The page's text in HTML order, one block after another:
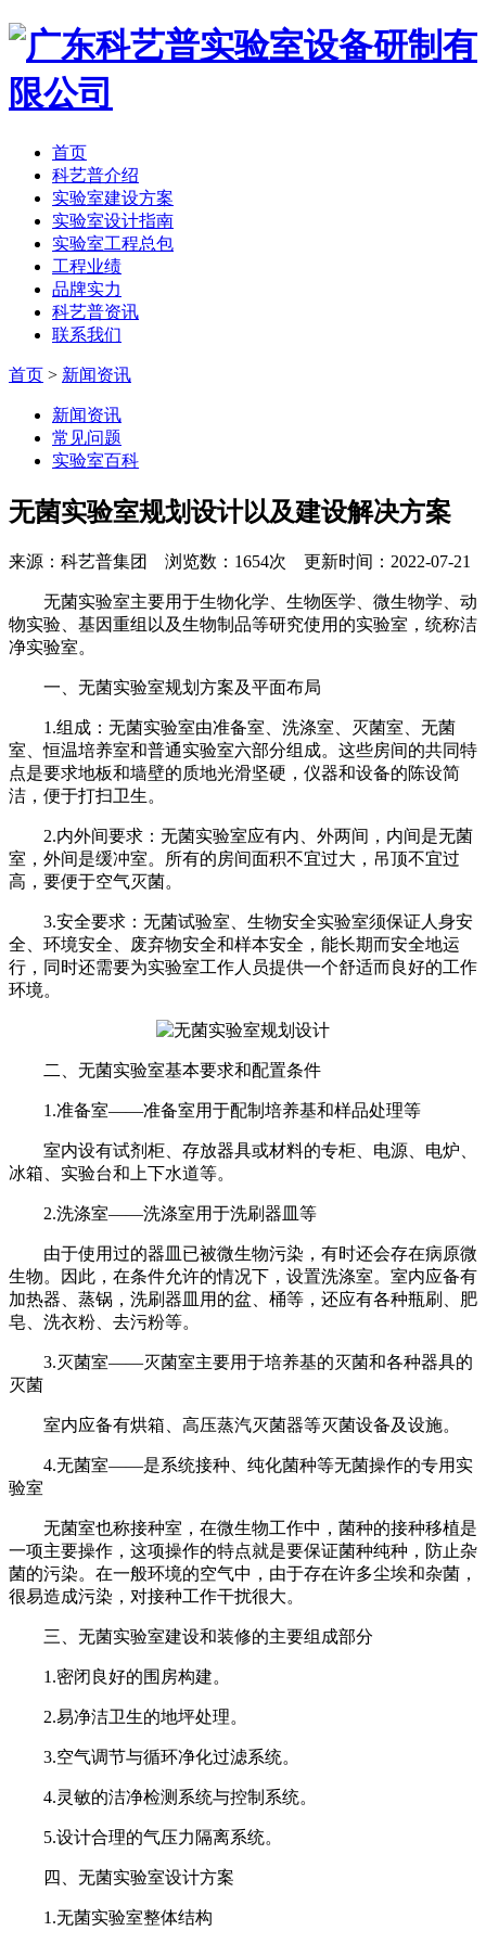
首页
科艺普介绍
实验室建设方案
实验室设计指南
实验室工程总包
工程业绩
品牌实力
科艺普资讯
联系我们
首页 > 新闻资讯
新闻资讯
常见问题
实验室百科
无菌实验室规划设计以及建设解决方案
来源：科艺普集团 浏览数：1654次 更新时间：2022-07-21
无菌实验室主要用于生物化学、生物医学、微生物学、动
物实验、基因重组以及生物制品等研究使用的实验室，统称洁
净实验室。
一、无菌实验室规划方案及平面布局
1.组成：无菌实验室由准备室、洗涤室、灭菌室、无菌
室、恒温培养室和普通实验室六部分组成。这些房间的共同特
点是要求地板和墙壁的质地光滑坚硬，仪器和设备的陈设简
洁，便于打扫卫生。
2.内外间要求：无菌实验室应有内、外两间，内间是无菌
室，外间是缓冲室。所有的房间面积不宜过大，吊顶不宜过
高，要便于空气灭菌。
3.安全要求：无菌试验室、生物安全实验室须保证人身安
全、环境安全、废弃物安全和样本安全，能长期而安全地运
行，同时还需要为实验室工作人员提供一个舒适而良好的工作
环境。
二、无菌实验室基本要求和配置条件
1.准备室——准备室用于配制培养基和样品处理等
室内设有试剂柜、存放器具或材料的专柜、电源、电炉、
冰箱、实验台和上下水道等。
2.洗涤室——洗涤室用于洗刷器皿等
由于使用过的器皿已被微生物污染，有时还会存在病原微
生物。因此，在条件允许的情况下，设置洗涤室。室内应备有
加热器、蒸锅，洗刷器皿用的盆、桶等，还应有各种瓶刷、肥
皂、洗衣粉、去污粉等。
3.灭菌室——灭菌室主要用于培养基的灭菌和各种器具的
灭菌
室内应备有烘箱、高压蒸汽灭菌器等灭菌设备及设施。
4.无菌室——是系统接种、纯化菌种等无菌操作的专用实
验室
无菌室也称接种室，在微生物工作中，菌种的接种移植是
一项主要操作，这项操作的特点就是要保证菌种纯种，防止杂
菌的污染。在一般环境的空气中，由于存在许多尘埃和杂菌，
很易造成污染，对接种工作干扰很大。
三、无菌实验室建设和装修的主要组成部分
1.密闭良好的围房构建。
2.易净洁卫生的地坪处理。
3.空气调节与循环净化过滤系统。
4.灵敏的洁净检测系统与控制系统。
5.设计合理的气压力隔离系统。
四、无菌实验室设计方案
1.无菌实验室整体结构